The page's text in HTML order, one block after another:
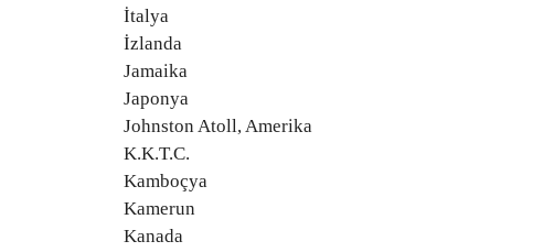
İtalya
İzlanda
Jamaika
Japonya
Johnston Atoll, Amerika
K.K.T.C.
Kamboçya
Kamerun
Kanada